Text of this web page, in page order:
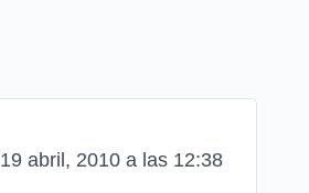
19 abril, 2010 a las 12:38